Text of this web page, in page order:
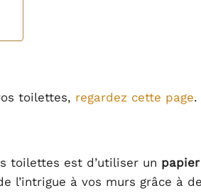
toilettes, regardez cette page.
toilettes est d’utiliser un
l’intrigue à vos murs grâce à